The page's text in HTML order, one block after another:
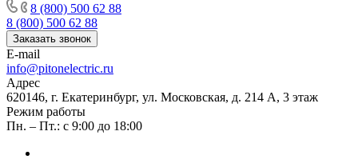
8 (800) 500 62 88
8 (800) 500 62 88
Заказать звонок
E-mail
info@pitonelectric.ru
Адрес
620146, г. Екатеринбург, ул. Московская, д. 214 А, 3 этаж
Режим работы
Пн. – Пт.: с 9:00 до 18:00